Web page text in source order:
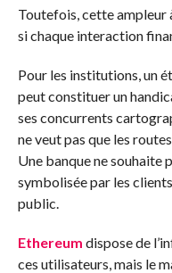
Toutefois, cette ampleur
si chaque interaction
Pour les institutions, un
peut constituer un
ses concurrents
ne veut pas que les
Une banque ne souhaite
symbolisée par les
public.
Ethereum dispose de
ces utilisateurs, mais le